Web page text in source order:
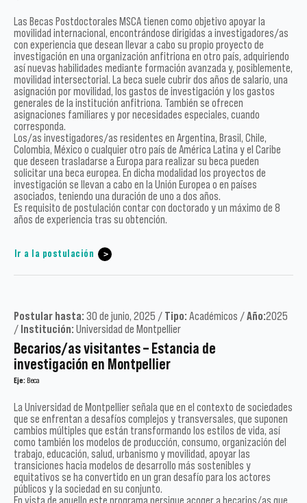
Las Becas Postdoctorales MSCA tienen como objetivo apoyar la
movilidad internacional, encontrándose dirigidas a investigadores/as
con experiencia que desean llevar a cabo su propio proyecto de
investigación en una organización anfitriona en otro país, adquiriendo
así nuevas habilidades mediante formación avanzada y, posiblemente,
movilidad intersectorial. La beca suele cubrir dos años de salario, una
asignación por movilidad, los gastos de investigación y los gastos
generales de la institución anfitriona. También se ofrecen
asignaciones familiares y por necesidades especiales, cuando
corresponda.
Los/as investigadores/as residentes en Argentina, Brasil, Chile,
Colombia, México o cualquier otro país de América Latina y el Caribe
que deseen trasladarse a Europa para realizar su beca pueden
solicitar una beca europea. En dicha modalidad los proyectos de
investigación se llevan a cabo en la Unión Europea o en países
asociados, teniendo una duración de uno a dos años.
Es requisito de postulación contar con doctorado y un máximo de 8
años de experiencia tras su obtención.
Ir a la postulación
Postular hasta: 30 de junio, 2025 / Tipo: Académicos /Año:2025
/ Institución: Universidad de Montpellier
Becarios/as visitantes – Estancia de
investigación en Montpellier
Eje: Beca
La Universidad de Montpellier señala que en el contexto de sociedades
que se enfrentan a desafíos complejos y transversales, que suponen
cambios múltiples que están transformando los estilos de vida, así
como también los modelos de producción, consumo, organización del
trabajo, educación, salud, urbanismo y movilidad, apoyar las
transiciones hacia modelos de desarrollo más sostenibles y
equitativos se ha convertido en un gran desafío para los actores
públicos y la sociedad en su conjunto.
En vista de aquello este programa persigue acoger a becarios/as que